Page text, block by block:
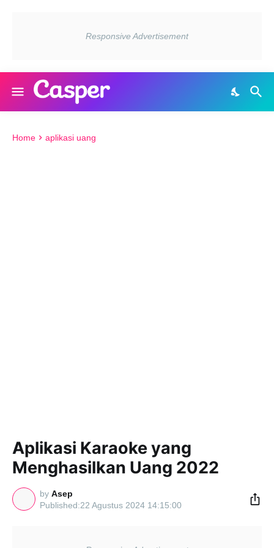
Home aplikasi uang
Aplikasi Karaoke yang
Menghasilkan Uang 2022
by Asep
22 Agustus 2024 14:15:00